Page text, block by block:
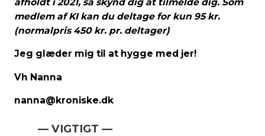
medlem af KI kan du deltage for kun 95 kr.
(normalpris 450 kr. pr. deltager)
Jeg glæder mig til at hygge med jer!
Vh Nanna
nanna@kroniske.dk
— VIGTIGT —